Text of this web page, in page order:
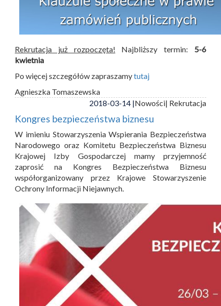
Rekrutacja już rozpoczęta! Najbliższy termin: 5-6
kwietnia
Po więcej szczegółów zapraszamytutaj
Agnieszka Tomaszewska
2018-03-14 |Nowości| Rekrutacja
Kongres bezpieczeństwa biznesu
W imieniu Stowarzyszenia Wspierania Bezpieczeństwa
Narodowego oraz Komitetu Bezpieczeństwa Biznesu
Krajowej Izby Gospodarczej mamy przyjemność
zaprosić na Kongres Bezpieczeństwa Biznesu
współorganizowany przez Krajowe Stowarzyszenie
Ochrony Informacji Niejawnych.